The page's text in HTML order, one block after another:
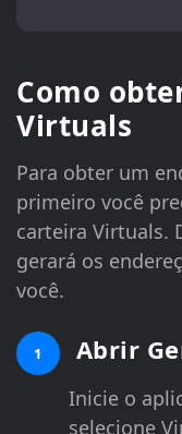
Como
Virtuals
Para obter um
primeiro você
carteira Virtuals.
gerará os
você.
1 Abrir
Inicie o
selecione